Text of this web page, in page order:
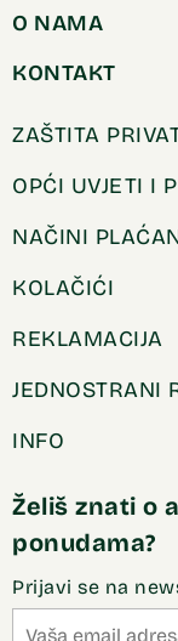
O NAMA
KONTAKT
ZAŠTITA
OPĆI UVJETI I
NAČINI
KOLAČIĆI
REKLAMACIJA
JEDNOSTRANI
INFO
Želiš znati o
ponudama?
Prijavi se na